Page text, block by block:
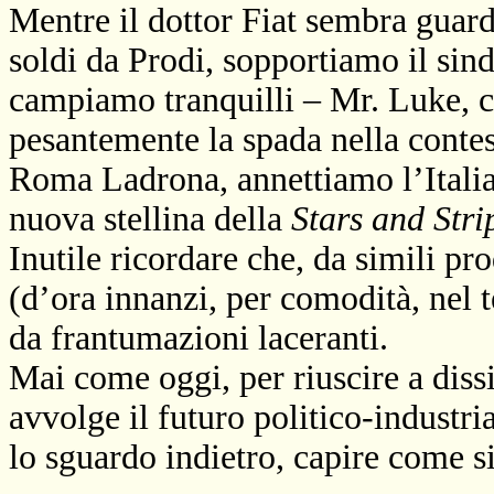
Mentre il dottor Fiat sembra
soldi da Prodi, sopportiamo il
campiamo tranquilli – Mr. Luke,
pesantemente la spada nella
Roma Ladrona, annettiamo
nuova stellina della Stars and
Inutile ricordare che, da simili
(d’ora innanzi, per comodità, nel
da frantumazioni laceranti.
Mai come oggi, per riuscire a
avvolge il futuro politico-
lo sguardo indietro, capire come